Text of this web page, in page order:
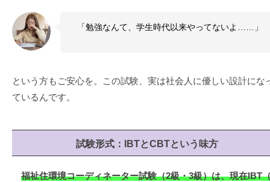
「勉強なんて、学生時代以来やってないよ……」
という方もご安心を。この試験、実は社会人に優しい設計にな
ているんです。
試験形式：IBTとCBTという味方
福祉住環境コーディネーター試験（2級・3級）は、現在IBT